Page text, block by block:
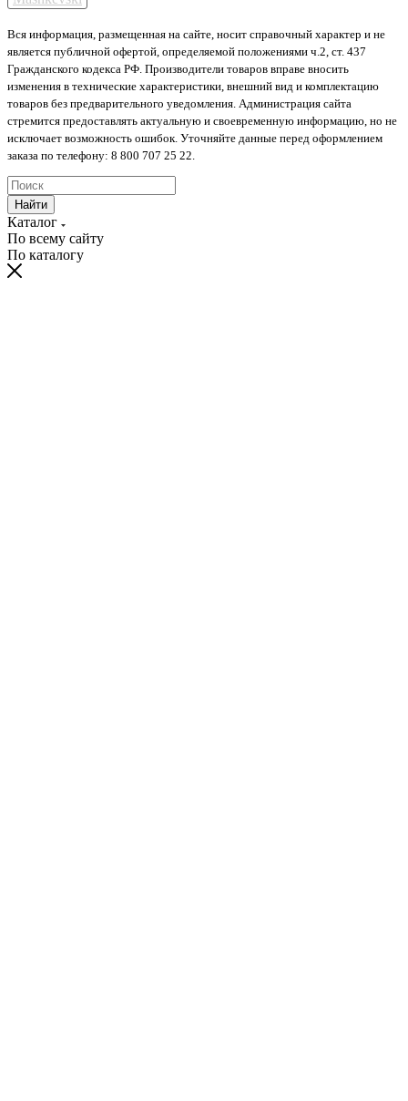
Вся информация, размещенная на сайте, носит справочный характер и не
является публичной офертой, определяемой положениями ч.2, ст. 437
Гражданского кодекса РФ. Производители товаров вправе вносить
изменения в технические характеристики, внешний вид и комплектацию
товаров без предварительного уведомления. Администрация сайта
стремится предоставлять актуальную и своевременную информацию, но не
исключает возможность ошибок. Уточняйте данные перед оформлением
заказа по телефону: 8 800 707 25 22.
Найти
Каталог
По всему сайту
По каталогу